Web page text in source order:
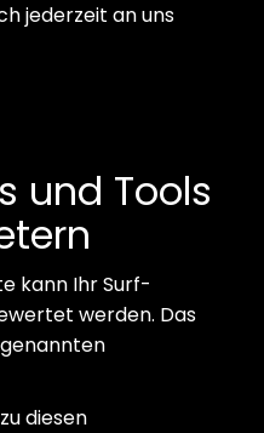
jederzeit an uns
und Tools
kann Ihr Surf-
werden. Das
diesen